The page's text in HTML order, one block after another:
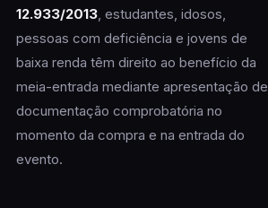
12.933/2013, estudantes, idosos,
pessoas com deficiência e jovens de
baixa renda têm direito ao benefício da
meia-entrada mediante apresentação de
documentação comprobatória no
momento da compra e na entrada do
evento.